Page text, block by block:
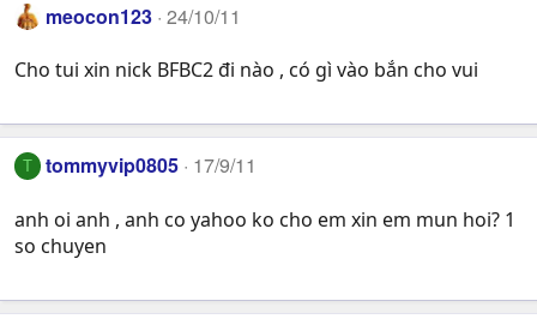
meocon123 24/10/11
Cho tui xin nick BFBC2 đi nào , có gì vào bắn cho vui
T tommyvip0805 17/9/11
anh oi anh , anh co yahoo ko cho em xin em mun hoi? 1
so chuyen